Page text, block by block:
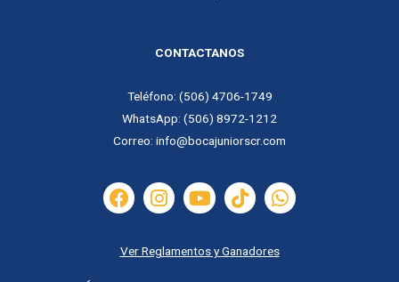
CONTACTANOS
Teléfono: (506) 4706-1749
WhatsApp: (506) 8972-1212
Correo: info@bocajuniorscr.com
Ver Reglamentos y Ganadores